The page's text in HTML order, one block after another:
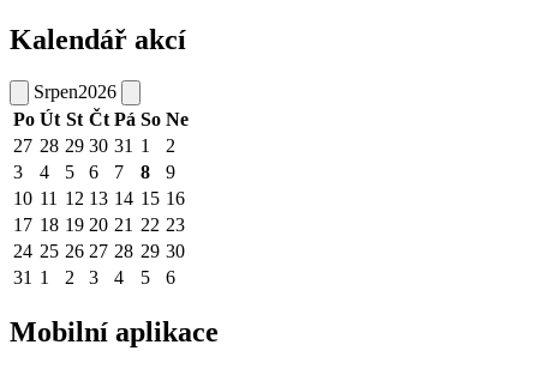
Kalendář akcí
Srpen2026
Po Út St Čt Pá So Ne
27 28 29 30 31 1
2
3
4 5 6 7 8
9
10 11 12 13 14 15 16
17 18 19 20 21 22 23
24 25 26 27 28 29 30
31 1 2 3 4 5 6
Mobilní aplikace